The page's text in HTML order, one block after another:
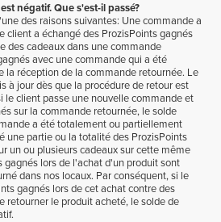
négatif. Que s'est-il passé?
des raisons suivantes: Une commande a
client a échangé des ProzisPoints gagnés
des cadeaux dans une commande
avec une commande qui a été
la réception de la commande retournée. Le
à jour dès que la procédure de retour est
le client passe une nouvelle commande et
sur la commande retournée, le solde
a été totalement ou partiellement
une partie ou la totalité des ProzisPoints
un ou plusieurs cadeaux sur cette même
gagnés lors de l'achat d'un produit sont
dans nos locaux. Par conséquent, si le
gagnés lors de cet achat contre des
retourner le produit acheté, le solde de